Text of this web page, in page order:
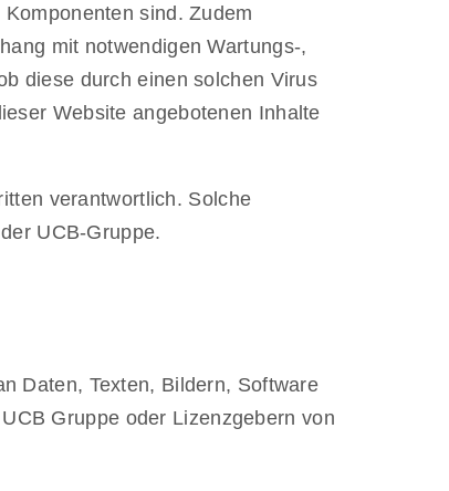
sind. Zudem
mit notwendigen Wartungs‐,
diese durch einen solchen Virus
Website angebotenen Inhalte
verantwortlich. Solche
UCB-Gruppe.
Daten, Texten, Bildern, Software
Gruppe oder Lizenzgebern von